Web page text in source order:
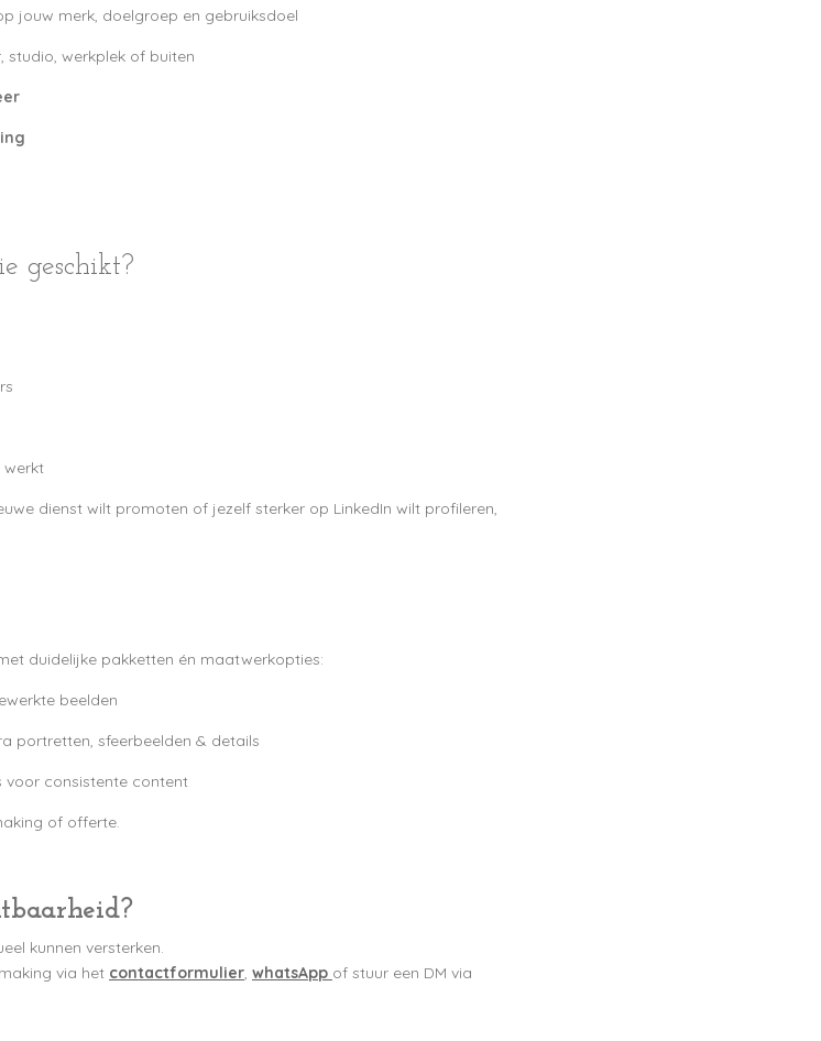
jouw merk, doelgroep en gebruiksdoel
studio, werkplek of buiten
geschikt?
werkt
dienst wilt promoten of jezelf sterker op LinkedIn wilt profileren,
duidelijke pakketten én maatwerkopties:
beelden
portretten, sfeerbeelden & details
voor consistente content
of offerte.
kunnen versterken.
via het contactformulier, whatsApp of stuur een DM via